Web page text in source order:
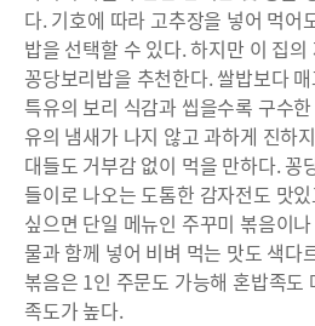
다. 기호에 따라 고추장을 넣어 먹어
밥을 선택할 수 있다. 하지만 이 집
꽁당보리밥을 추천한다. 쌀밥보다
특유의 보리 식감과 씹을수록 구수
유의 냄새가 나지 않고 과하게 진하
대들도 거부감 없이 먹을 만하다. 꽁
들이로 나오는 도톰한 감자전도 맛
싶으면 단일 메뉴인 주꾸미 볶음이
물과 함께 넣어 비벼 먹는 맛도 색다
볶음은 1인 주문도 가능해 혼밥족도
족도가 높다.